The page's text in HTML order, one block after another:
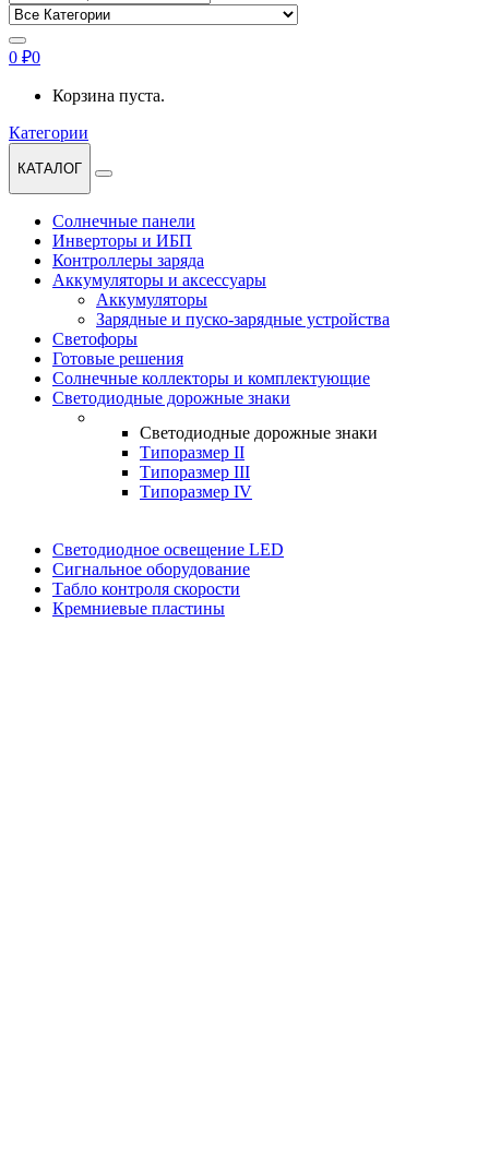
0 ₽0
Корзина пуста.
Категории
КАТАЛОГ
Солнечные панели
Инверторы и ИБП
Контроллеры заряда
Аккумуляторы и аксессуары
Аккумуляторы
Зарядные и пуско-зарядные устройства
Светофоры
Готовые решения
Солнечные коллекторы и комплектующие
Светодиодные дорожные знаки
Светодиодные дорожные знаки
Типоразмер II
Типоразмер III
Типоразмер IV
Светодиодное освещение LED
Сигнальное оборудование
Табло контроля скорости
Кремниевые пластины